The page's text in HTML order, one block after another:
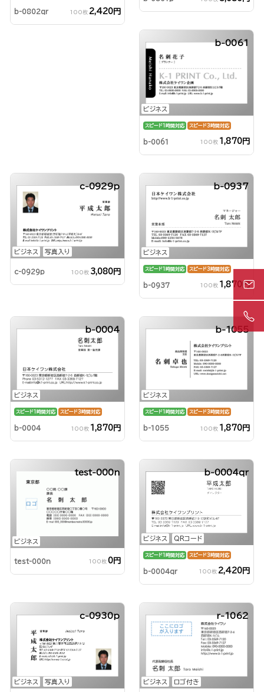
b-0802qr 100枚 2,420円
ビジネス
b-0061
スピード1時間対応 スピード3時間対応
b-0061 100枚 1,870円
ビジネス 写真入り
c-0929p
c-0929p 100枚 3,080円
ビジネス
b-0937
スピード1時間対応 スピード3時間対応
b-0937 100枚 1,870円
ビジネス
b-0004
スピード1時間対応 スピード3時間対応
b-0004 100枚 1,870円
ビジネス
b-1055
スピード1時間対応 スピード3時間対応
b-1055 100枚 1,870円
ビジネス
test-000n
test-000n 100枚 0円
ビジネス QRコード
b-0004qr
スピード1時間対応 スピード3時間対応
b-0004qr 100枚 2,420円
ビジネス 写真入り
c-0930p
ビジネス ロゴ付き
r-1062